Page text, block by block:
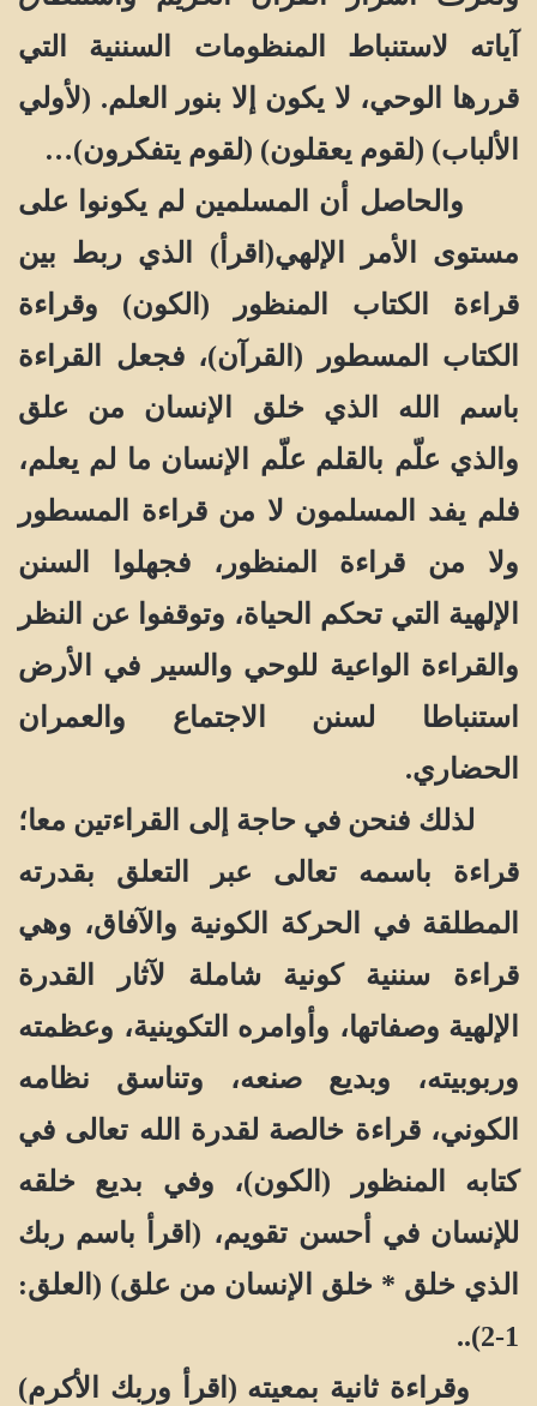
آياته لاستنباط المنظومات السننية التي
قررها الوحي، لا يكون إلا بنور العلم. (لأولي
الألباب) (لقوم يعقلون) (لقوم يتفكرون)…
والحاصل أن المسلمين لم يكونوا على
مستوى الأمر الإلهي(اقرأ) الذي ربط بين
قراءة الكتاب المنظور (الكون) وقراءة
الكتاب المسطور (القرآن)، فجعل القراءة
باسم الله الذي خلق الإنسان من علق
والذي علّم بالقلم علّم الإنسان ما لم يعلم،
فلم يفد المسلمون لا من قراءة المسطور
ولا من قراءة المنظور، فجهلوا السنن
الإلهية التي تحكم الحياة، وتوقفوا عن النظر
والقراءة الواعية للوحي والسير في الأرض
استنباطا لسنن الاجتماع والعمران
الحضاري.
لذلك فنحن في حاجة إلى القراءتين معا؛
قراءة باسمه تعالى عبر التعلق بقدرته
المطلقة في الحركة الكونية والآفاق، وهي
قراءة سننية كونية شاملة لآثار القدرة
الإلهية وصفاتها، وأوامره التكوينية، وعظمته
وربوبيته، وبديع صنعه، وتناسق نظامه
الكوني، قراءة خالصة لقدرة الله تعالى في
كتابه المنظور (الكون)، وفي بديع خلقه
للإنسان في أحسن تقويم، (اقرأ باسم ربك
الذي خلق * خلق الإنسان من علق) (العلق:
1-2)..
وقراءة ثانية بمعيته (اقرأ وربك الأكرم)